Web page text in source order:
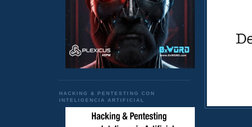
HACKING & PENTESTING CON
INTELIGENCIA ARTIFICIAL